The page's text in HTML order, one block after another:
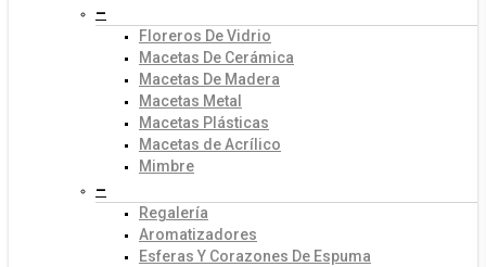
–
Floreros De Vidrio
Macetas De Cerámica
Macetas De Madera
Macetas Metal
Macetas Plásticas
Macetas de Acrílico
Mimbre
–
Regalería
Aromatizadores
Esferas Y Corazones De Espuma